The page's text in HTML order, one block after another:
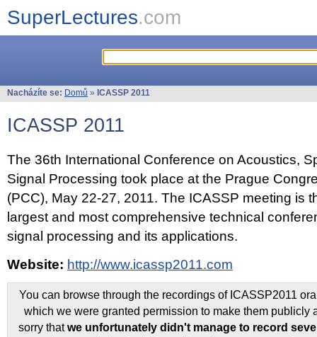
SuperLectures.com
Nacházíte se: Domů » ICASSP 2011
ICASSP 2011
The 36th International Conference on Acoustics,
Signal Processing took place at the Prague
(PCC), May 22-27, 2011. The ICASSP meeting is
largest and most comprehensive technical
signal processing and its applications.
Website: http://www.icassp2011.com
You can browse through the recordings of ICASSP2011
which we were granted permission to make them publicly
sorry thatwe unfortunately didn't manage to record